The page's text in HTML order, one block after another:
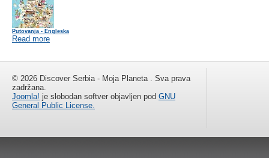
Putovanja - Engleska
Read more
© 2026 Discover Serbia - Moja Planeta . Sva prava
zadržana.
Joomla! je slobodan softver objavljen pod GNU
General Public License.